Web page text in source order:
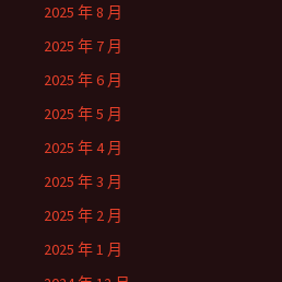
2025 年 8 月
2025 年 7 月
2025 年 6 月
2025 年 5 月
2025 年 4 月
2025 年 3 月
2025 年 2 月
2025 年 1 月